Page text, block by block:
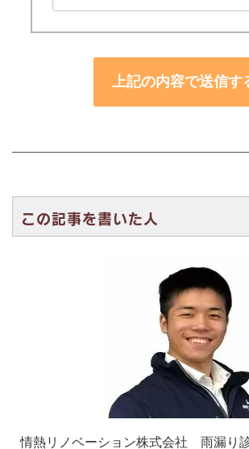
この記事を書いた人
情熱リノベーション株式会社 雨漏